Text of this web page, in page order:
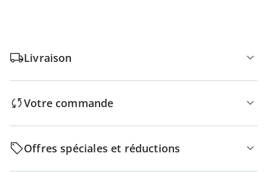
Livraison
Votre commande
Offres spéciales et réductions